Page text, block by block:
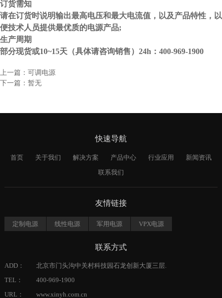
订货需知
请在订货时说明输出最高电压和最大电流值，以及产品特性，以
便技术人员提供最优质的电源产品;
生产周期
部分现货或10~15天（具体请咨询销售）24h：400-969-1900
上一篇：可调电源
下一篇：暂无
快速导航
首页 关于我们 解决方案 产品中心 行业应用
新闻资讯
联系我们
友情链接
定制电源 线性电源 军用电源 VPX电源
联系方式
ADD：
北京市门头沟中关村科技园石龙创新大厦三层.
TEL：
400-969-1900
URL：
www.xinyh.com.cn